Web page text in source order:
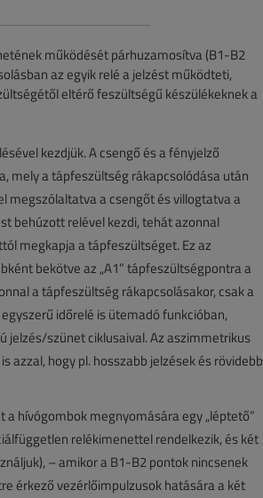
működését párhuzamosítva (B1-B2
az egyik relé a jelzést működteti,
eltérő feszültségű készülékeknek a
kezdjük. A csengő és a fényjelző
mely a tápfeszültség rákapcsolódása után
megszólaltatva a csengőt és villogtatva a
behúzott relével kezdi, tehát azonnal
megkapja a tápfeszültséget. Ez az
bekötve az „A1” tápfeszültségpontra a
a tápfeszültség rákapcsolásakor, csak a
időrelé is ütemadó funkcióban,
jelzés/szünet ciklusaival. Az aszimmetrikus
hogy pl. hosszabb jelzések és rövidebb
hívógombok megnyomására egy „léptető”
relékimenettel rendelkezik, és két
– amikor a B1-B2 pontok nincsenek
érkező vezérlőimpulzusok hatására a két